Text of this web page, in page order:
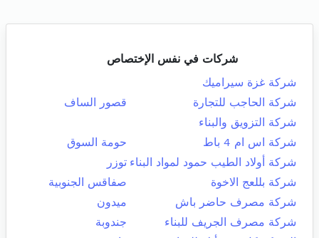
شركات في نفس الإختصاص
شركة غزة سيراميك
شركة الحاجب للتجارة
قصور الساف
شركة التزويق والبناء
شركة اس ام 4 باط
حومة السوق
شركة أولاد الطيب حمود لمواد البناء توزر
شركة بللعج الاخوة
صفاقس الجنوبية
شركة مصرف حاضر باش
ميدون
شركة مصرف الجريف للبناء
جندوبة